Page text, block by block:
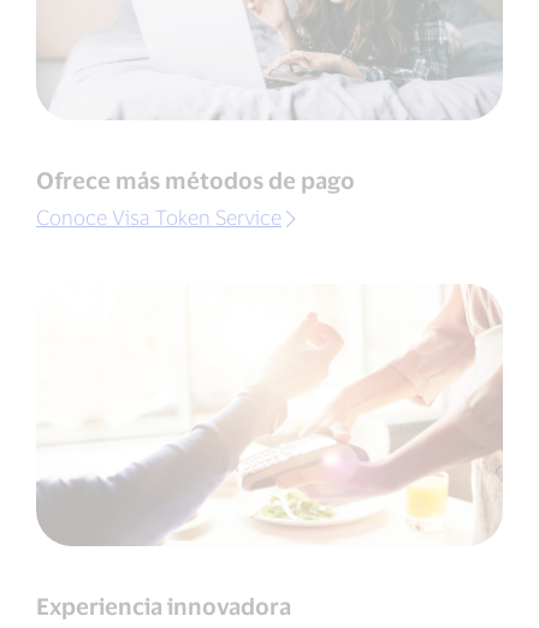
Ofrece más métodos de pago
Conoce Visa Token Service
Experiencia innovadora